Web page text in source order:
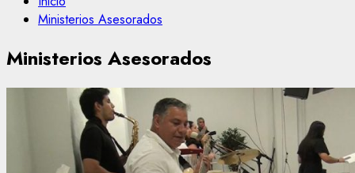
Ministerios Asesorados
Ministerios Asesorados